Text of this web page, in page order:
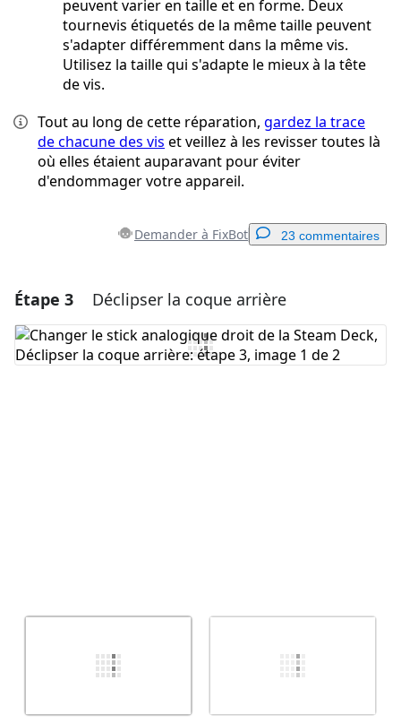
peuvent varier en taille et en forme. Deux
tournevis étiquetés de la même taille peuvent
s'adapter différemment dans la même vis.
Utilisez la taille qui s'adapte le mieux à la tête
de vis.
Tout au long de cette réparation, gardez la trace
de chacune des vis et veillez à les revisser toutes là
où elles étaient auparavant pour éviter
d'endommager votre appareil.
Demander à FixBot 23 commentaires
Ajouter un commentaire
Ajouter un commentaire
Étape 3 Déclipser la coque arrière